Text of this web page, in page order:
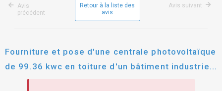
Avis
précédent
Retour à la liste des
avis
Avis suivant
Fourniture et pose d'une centrale photovoltaïque
de 99.36 kwc en toiture d'un bâtiment industriel
de la commune de forcalquier